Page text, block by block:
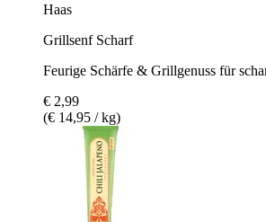
Haas
Grillsenf Scharf
Feurige Schärfe & Grillgenuss für
€ 2,99
(€ 14,95 / kg)